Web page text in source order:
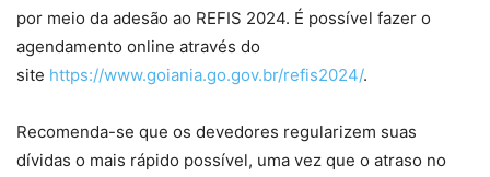
por meio da adesão ao REFIS 2024. É possível fazer o
agendamento online através do
site https://www.goiania.go.gov.br/refis2024/.
Recomenda-se que os devedores regularizem suas
dívidas o mais rápido possível, uma vez que o atraso no